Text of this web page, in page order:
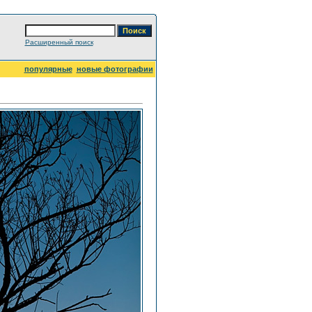
Расширенный поиск
популярные новые фотографии